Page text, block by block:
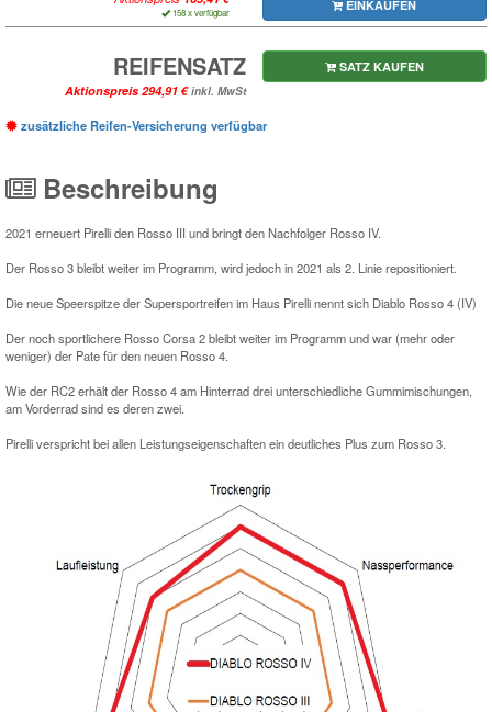
158 x verfügbar EINKAUFEN
REIFENSATZ
Aktionspreis inkl. MwSt
SATZ KAUFEN
zusätzliche Reifen-Versicherung verfügbar
Beschreibung
2021 erneuert Pirelli den Rosso III und bringt den Nachfolger Rosso IV.
Der Rosso 3 bleibt weiter im Programm, wird jedoch in 2021 als 2. Linie repositioniert.
Die neue Speerspitze der Supersportreifen im Haus Pirelli nennt sich Diablo Rosso 4 (IV)
Der noch sportlichere Rosso Corsa 2 bleibt weiter im Programm und war (mehr oder
weniger) der Pate für den neuen Rosso 4.
Wie der RC2 erhält der Rosso 4 am Hinterrad drei unterschiedliche Gummimischungen,
am Vorderrad sind es deren zwei.
Pirelli verspricht bei allen Leistungseigenschaften ein deutliches Plus zum Rosso 3.